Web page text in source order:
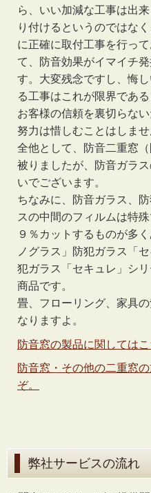
ら、いい加減な工事は出
り付けるというのではな
に正確に取付工事を行っ
て、防音効果がイマイチ
す。大変残念ですし、悔
る工事はこれが限界であ
お客様の信頼を裏切らな
努力は惜しむことはしませ
全他として、防音二重窓
被りましたが、防音ガラ
いでございます。
ちなみに、防音ガラス、
スの中間のフィルムは特
９％カットするものが多
ノグラス」防犯ガラス「
犯ガラス「セキュレ」シ
商品です。
畳、フローリング、家具
なりますよ。
防音窓の製品に関しては
防音窓・その他の二重窓
ぞ。
弊社サービスの流れ